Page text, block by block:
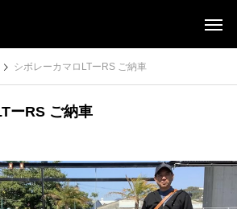
シボレーカマロLTーRS ご納車
ーRS ご納車